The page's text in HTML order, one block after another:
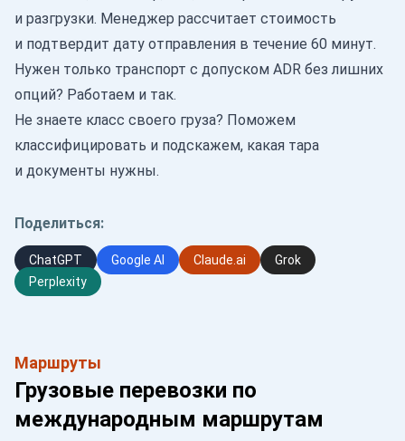
и разгрузки. Менеджер рассчитает стоимость
и подтвердит дату отправления в течение 60 минут.
Нужен только транспорт с допуском ADR без лишних
опций? Работаем и так.
Не знаете класс своего груза? Поможем
классифицировать и подскажем, какая тара
и документы нужны.
Поделиться:
ChatGPT Google AI Claude.ai
Grok
Perplexity
Маршруты
Грузовые перевозки по
международным маршрутам